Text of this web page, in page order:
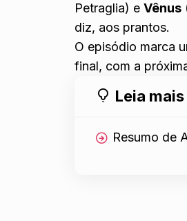
Petraglia) eVênus
diz, aos prantos.
O episódio marca
final, com a
Leia mais
Resumo de